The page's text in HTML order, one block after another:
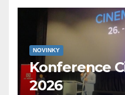
NOVINKY
Konference
2026